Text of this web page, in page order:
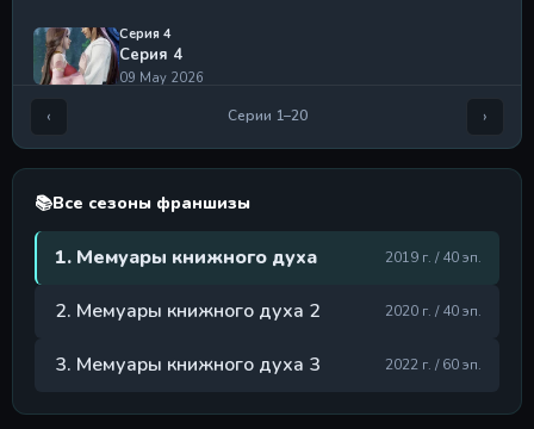
Серия 4
Серия 4
09 May 2026
09 May 2026
Серия 6
09 May 2026
Серия 7
‹ Серии 1–20 ›
📚Все сезоны франшизы
1. Мемуары книжного духа 2019 г. / 40 эп.
2. Мемуары книжного духа 2 2020 г. / 40 эп.
3. Мемуары книжного духа 3 2022 г. / 60 эп.